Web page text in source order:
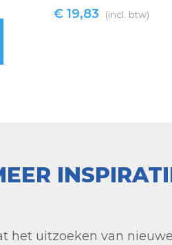
€ 19,83 (incl. btw)
het uitzoeken van